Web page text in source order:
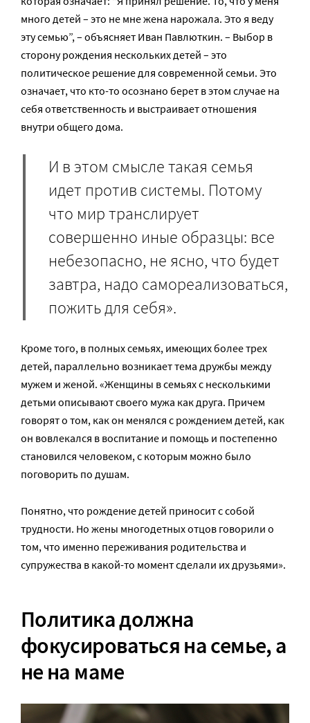
много детей – это не мне жена нарожала. Это я веду
эту семью”, – объясняет Иван Павлюткин. – Выбор в
сторону рождения нескольких детей – это
политическое решение для современной семьи. Это
означает, что кто-то осознано берет в этом случае на
себя ответственность и выстраивает отношения
внутри общего дома.
И в этом смысле такая семья
идет против системы. Потому
что мир транслирует
совершенно иные образцы: все
небезопасно, не ясно, что будет
завтра, надо самореализоваться,
пожить для себя».
Кроме того, в полных семьях, имеющих более трех
детей, параллельно возникает тема дружбы между
мужем и женой. «Женщины в семьях с несколькими
детьми описывают своего мужа как друга. Причем
говорят о том, как он менялся с рождением детей, как
он вовлекался в воспитание и помощь и постепенно
становился человеком, с которым можно было
поговорить по душам.
Понятно, что рождение детей приносит с собой
трудности. Но жены многодетных отцов говорили о
том, что именно переживания родительства и
супружества в какой-то момент сделали их друзьями».
Политика должна
фокусироваться на семье, а
не на маме